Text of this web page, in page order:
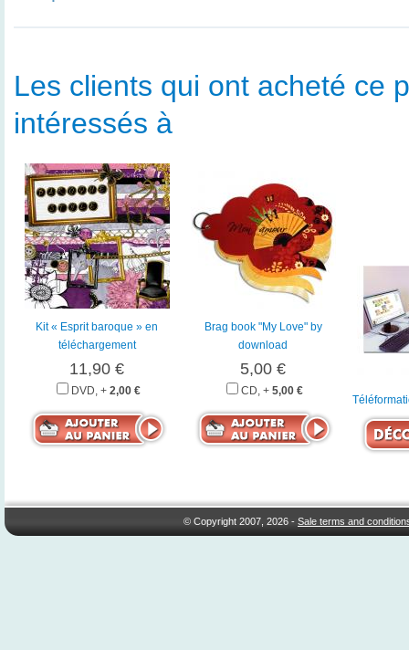
Les clients qui ont acheté ce
intéressés à
Kit « Esprit baroque » en
téléchargement
11,90 €
DVD, + 2,00 €
Brag book "My Love" by
download
5,00 €
CD, + 5,00 €
© Copyright 2007, 2026 -Sale terms and